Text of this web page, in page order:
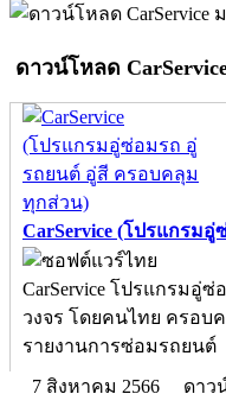
ดาวน์โหลด
CarService (โปรแกรม
CarService โปรแกรมอู่
วงจร โดยคนไทย ครอบ
รายงานการซ่อมรถยนต์
7 สิงหาคม 2566
ดาว